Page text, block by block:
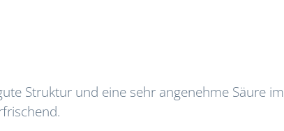
Struktur und eine sehr angenehme Säure im